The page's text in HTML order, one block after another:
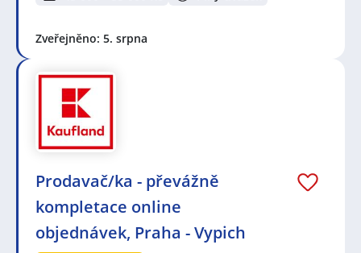
Zveřejněno: 5. srpna
Prodavač/ka - převážně
kompletace online
objednávek, Praha - Vypich